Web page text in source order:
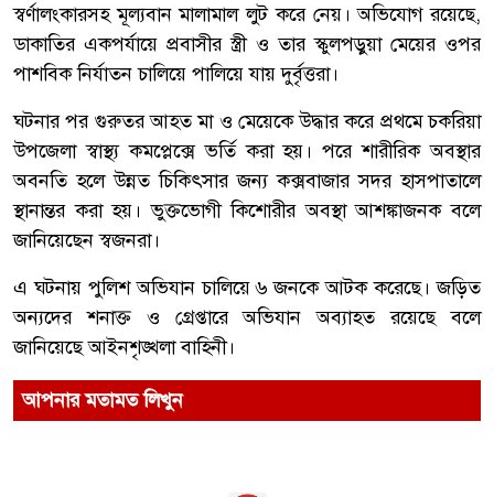
স্বর্ণালংকারসহ মূল্যবান মালামাল লুট করে নেয়। অভিযোগ রয়েছে,
ডাকাতির একপর্যায়ে প্রবাসীর স্ত্রী ও তার স্কুলপড়ুয়া মেয়ের ওপর
পাশবিক নির্যাতন চালিয়ে পালিয়ে যায় দুর্বৃত্তরা।
ঘটনার পর গুরুতর আহত মা ও মেয়েকে উদ্ধার করে প্রথমে চকরিয়া
উপজেলা স্বাস্থ্য কমপ্লেক্সে ভর্তি করা হয়। পরে শারীরিক অবস্থার
অবনতি হলে উন্নত চিকিৎসার জন্য কক্সবাজার সদর হাসপাতালে
স্থানান্তর করা হয়। ভুক্তভোগী কিশোরীর অবস্থা আশঙ্কাজনক বলে
জানিয়েছেন স্বজনরা।
এ ঘটনায় পুলিশ অভিযান চালিয়ে ৬ জনকে আটক করেছে। জড়িত
অন্যদের শনাক্ত ও গ্রেপ্তারে অভিযান অব্যাহত রয়েছে বলে
জানিয়েছে আইনশৃঙ্খলা বাহিনী।
আপনার মতামত লিখুন